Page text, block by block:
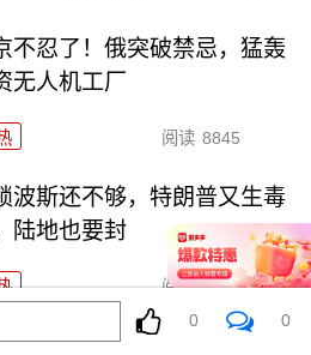
不忍了！俄突破禁忌，猛轰
无人机工厂
阅读 8845
波斯还不够，特朗普又生毒
陆地也要封
阅读 8690
老将压阵，054B新锐亮
0 0